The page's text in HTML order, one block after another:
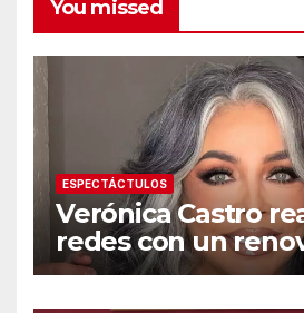
You missed
ESPECTÁCTULOS
Verónica Castro
redes con un
cambio de look